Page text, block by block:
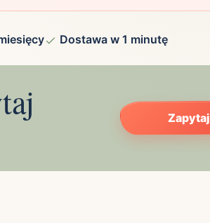
Dostawa w 1 minutę
Zapytaj